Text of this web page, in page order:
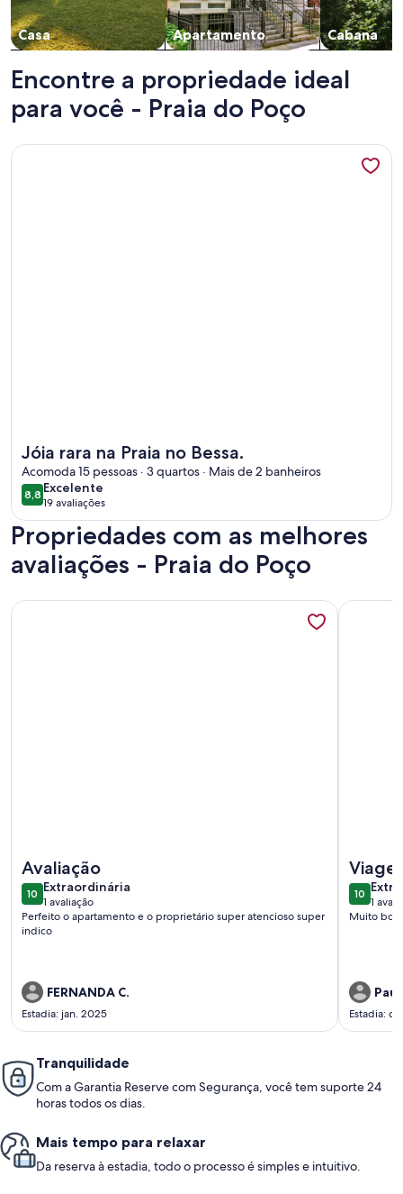
Casa Apartamento Cabana
Encontre a propriedade ideal
para você - Praia do Poço
Jóia rara na Praia no Bessa.
Acomoda 15 pessoas · 3 quartos · Mais de 2 banheiros
8,88,8 de 10
Excelente
excelente
19 avaliações
(19
avaliações)
Mais informações sobre Jóia rara na Praia no Bessa.
Propriedades com as melhores
avaliações - Praia do Poço
Avaliação
1010 de 10
Extraordinária
extraordinária
1 avaliação
(1
avaliação)
Perfeito o apartamento e o proprietário super atencioso super
indico
FERNANDA C.
Estadia: jan. 2025
Mais informações sobre Praia & Poesia - Manaíra
1010 de 10
1
(1
Muito
Estadia:
Mais
Tranquilidade
Com a Garantia Reserve com Segurança, você tem suporte 24
horas todos os dias.
Mais tempo para relaxar
Da reserva à estadia, todo o processo é simples e intuitivo.